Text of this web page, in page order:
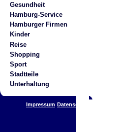
Gesundheit
Hamburg-Service
Hamburger Firmen
Kinder
Reise
Shopping
Sport
Stadtteile
Unterhaltung
Impressum Datenschutz